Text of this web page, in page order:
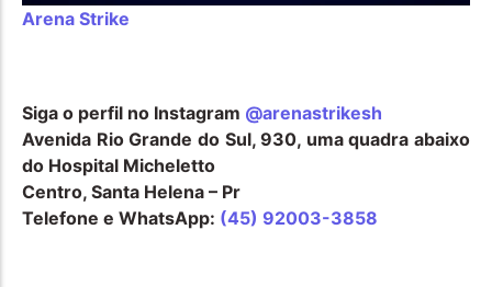
Arena Strike
Siga o perfil no Instagram @arenastrikesh
Avenida Rio Grande do Sul, 930, uma quadra abaixo
do Hospital Micheletto
Centro, Santa Helena – Pr
Telefone e WhatsApp: (45) 92003-3858